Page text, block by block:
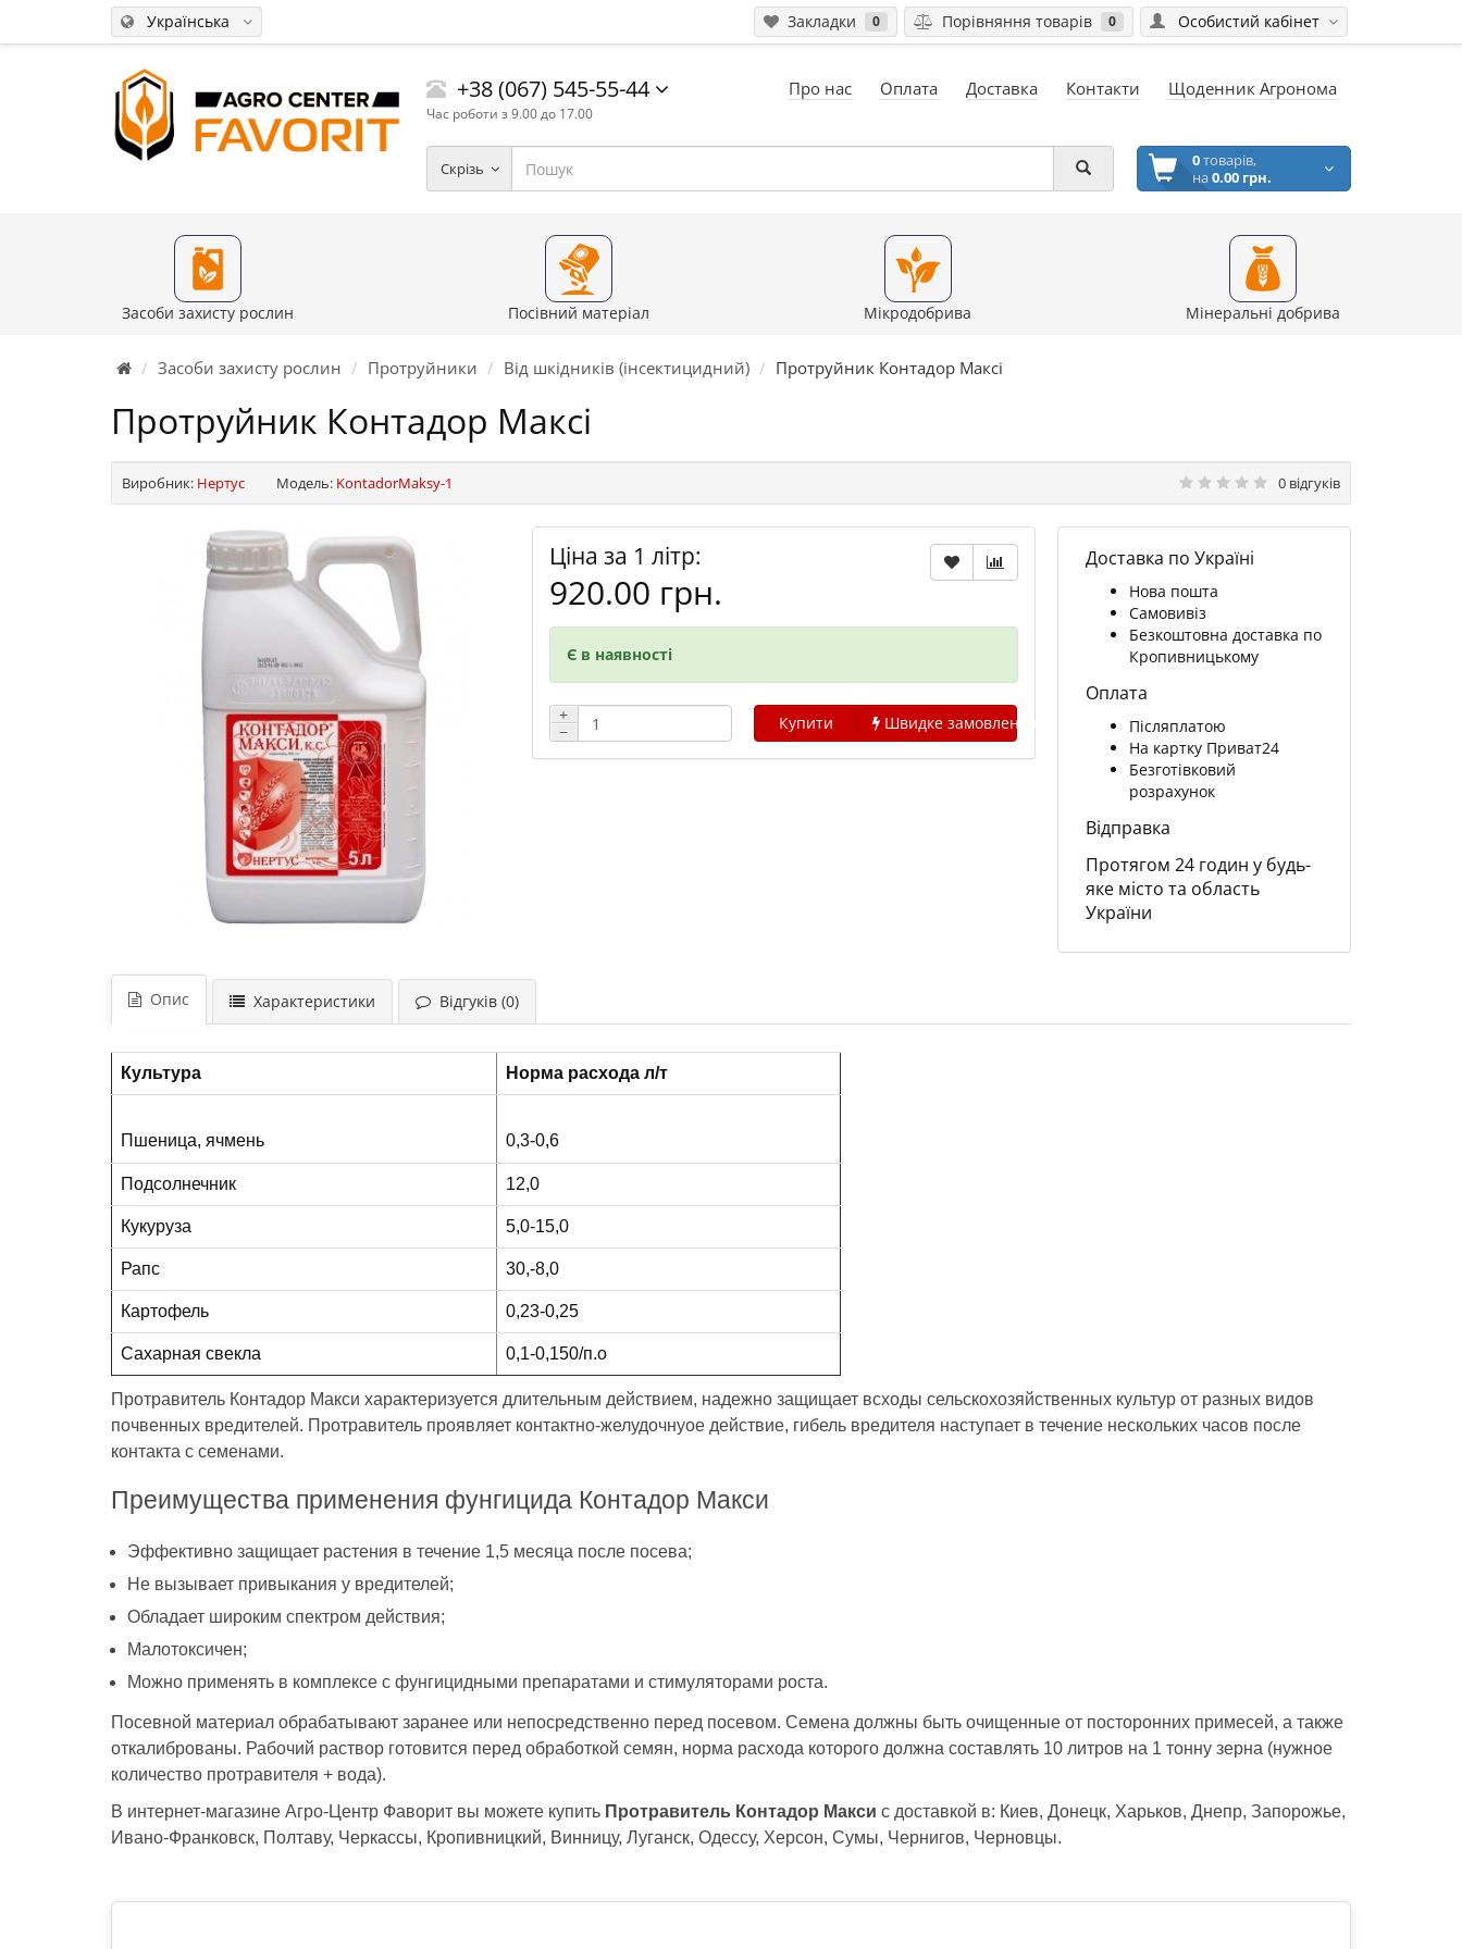
Українська Особистий кабінет
Закладки 0 Порівняння товарів 0
+38 (067) 545-55-44
Час роботи з 9.00 до 17.00
Про нас Оплата Доставка Контакти Щоденник Агронома
Скрізь 0товарів,
на0.00 грн.
Засоби захисту рослин Посівний матеріал Мікродобрива Мінеральні добрива
Засоби захисту рослин Протруйники Від шкідників (інсектицидний) Протруйник Контадор Максі
Протруйник Контадор Максі
Виробник: Нертус Модель: KontadorMaksy-1 0 відгуків
Ціна за 1 літр:
920.00 грн.
Є в наявності
+
−
Купити Швидке замовлення
Доставка по Україні
Нова пошта
Самовивіз
Безкоштовна доставка по
Кропивницькому
Оплата
Післяплатою
На картку Приват24
Безготівковий
розрахунок
Відправка
Протягом 24 годин у будь-
яке місто та область
України
Опис Характеристики Відгуків (0)
Культура Норма расхода л/т
Пшеница, ячмень 0,3-0,6
Подсолнечник 12,0
Кукуруза 5,0-15,0
Рапс 30,-8,0
Картофель 0,23-0,25
Сахарная свекла 0,1-0,150/п.о
Протравитель Контадор Макси характеризуется длительным действием, надежно защищает всходы сельскохозяйственных культур от разных видов
почвенных вредителей. Протравитель проявляет контактно-желудочнуое действие, гибель вредителя наступает в течение нескольких часов после
контакта с семенами.
Преимущества применения фунгицида Контадор Макси
Эффективно защищает растения в течение 1,5 месяца после посева;
Не вызывает привыкания у вредителей;
Обладает широким спектром действия;
Малотоксичен;
Можно применять в комплексе с фунгицидными препаратами и стимуляторами роста.
Посевной материал обрабатывают заранее или непосредственно перед посевом. Семена должны быть очищенные от посторонних примесей, а также
откалиброваны. Рабочий раствор готовится перед обработкой семян, норма расхода которого должна составлять 10 литров на 1 тонну зерна (нужное
количество протравителя + вода).
В интернет-магазине Агро-Центр Фаворит вы можете купить Протравитель Контадор Макси с доставкой в: Киев, Донецк, Харьков, Днепр, Запорожье,
Ивано-Франковск, Полтаву, Черкассы, Кропивницкий, Винницу, Луганск, Одессу, Херсон, Сумы, Чернигов, Черновцы.